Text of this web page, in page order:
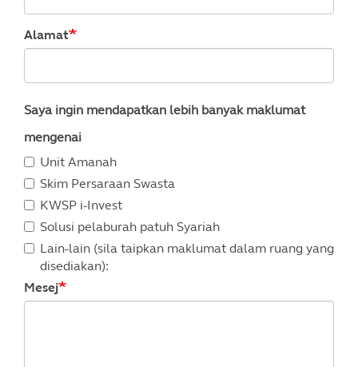
Alamat
Saya ingin mendapatkan lebih banyak maklumat
mengenai
Unit Amanah
Skim Persaraan Swasta
KWSP i-Invest
Solusi pelaburah patuh Syariah
Lain-lain (sila taipkan maklumat dalam ruang yang
disediakan):
Mesej